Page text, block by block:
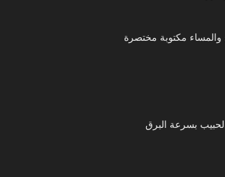
والمساء مكتوبة مختصرة
بسرعة البرق